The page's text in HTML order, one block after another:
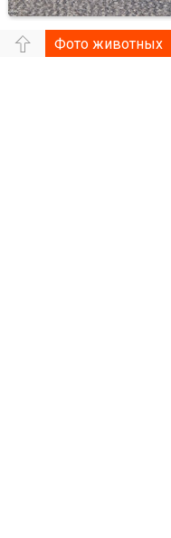
Фото животных